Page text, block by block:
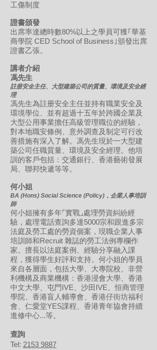
工傷制度
證書頒發
出席率達總時數80%以上之學員可獲｢華基
商學院 CED School of Business｣頒發出席
證書乙張。
講者介紹
馮先生
註册安全主任、大型建築公司的質量、環境及安全經
理
馮先生為註册安全主任並持有職業安全及
環境學位、並有超過十五年於跨國企業及
大型公用事業擔任高級管理職位的經驗，
對本地職安條例、意外調查及制定可行改
善措施有深入了解。馮先生現於一大型建
築公司任職質量、環境及安全經理。他培
訓的客戶包括：交通銀行、香港藝術發展
局、聯邦快遞等等。
何小姐
BA (Hons) Social Science (Policy)，企業人事培訓
師
何小姐擁有多年⌜實戰⌟處理勞資糾紛經
驗，處理電話查詢多達5000宗和跟進多宗
法庭及勞工處的勞資個案，現職企業人事
培訓師和Recruit 雜誌的勞工法例專欄作
家。擅長以法庭案例、經驗分享融入課
程，獲得學生好評和支持。何小姐的學員
來自各層面，包括大學、大專院校、非營
利機構及商業機構：香港浸會大學、香港
中文大學、屯門IVE、沙田IVE、恒商管理
學院、香港盲人輔導會、香港仔街坊福利
會、仁愛堂YES課程、香港青年協會持續
進修中心...等。
​查詢
Tel: 2153 9887